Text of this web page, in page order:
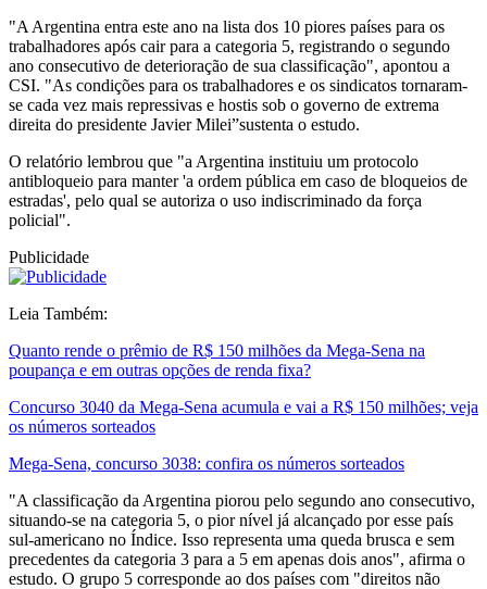
"A Argentina entra este ano na lista dos 10 piores países para os
trabalhadores após cair para a categoria 5, registrando o segundo
ano consecutivo de deterioração de sua classificação", apontou a
CSI. "As condições para os trabalhadores e os sindicatos tornaram-
se cada vez mais repressivas e hostis sob o governo de extrema
direita do presidente Javier Milei”sustenta o estudo.
O relatório lembrou que "a Argentina instituiu um protocolo
antibloqueio para manter 'a ordem pública em caso de bloqueios de
estradas', pelo qual se autoriza o uso indiscriminado da força
policial".
Publicidade
Leia Também:
Quanto rende o prêmio de R$ 150 milhões da Mega-Sena na
poupança e em outras opções de renda fixa?
Concurso 3040 da Mega-Sena acumula e vai a R$ 150 milhões; veja
os números sorteados
Mega-Sena, concurso 3038: confira os números sorteados
"A classificação da Argentina piorou pelo segundo ano consecutivo,
situando-se na categoria 5, o pior nível já alcançado por esse país
sul-americano no Índice. Isso representa uma queda brusca e sem
precedentes da categoria 3 para a 5 em apenas dois anos", afirma o
estudo. O grupo 5 corresponde ao dos países com "direitos não